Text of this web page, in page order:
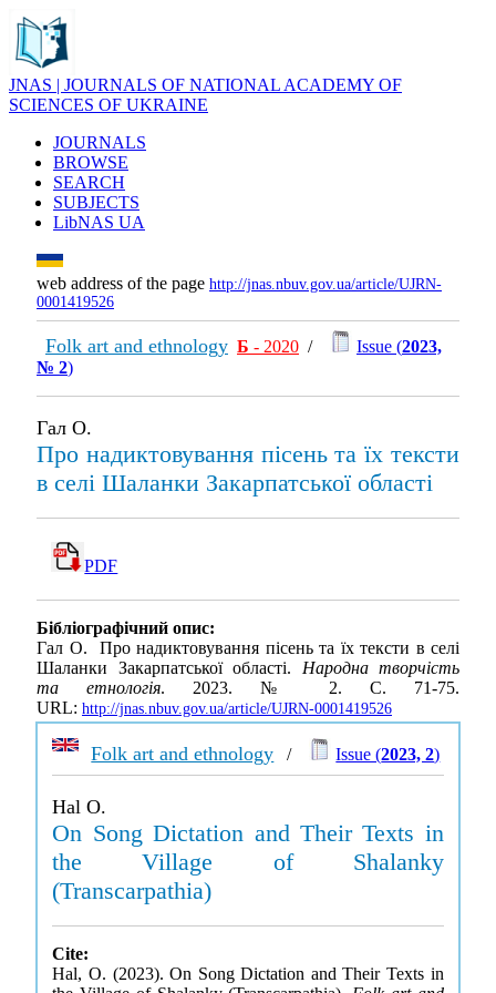
JNAS | JOURNALS OF NATIONAL ACADEMY OF
SCIENCES OF UKRAINE
JOURNALS
BROWSE
SEARCH
SUBJECTS
LibNAS UA
web address of the page http://jnas.nbuv.gov.ua/article/UJRN-
0001419526
Folk art and ethnology Б - 2020 / Issue (2023,
№ 2)
Гал О.
Про надиктовування пісень та їх тексти
в селі Шаланки Закарпатської області
PDF
Бібліографічний опис:
Гал О. Про надиктовування пісень та їх тексти в селі
Шаланки Закарпатської області. Народна творчість
та етнологія. 2023. № 2. С. 71-75.
URL: http://jnas.nbuv.gov.ua/article/UJRN-0001419526
Folk art and ethnology / Issue (2023, 2)
Hal O.
On Song Dictation and Their Texts in
the Village of Shalanky
(Transcarpathia)
Cite:
Hal, O. (2023). On Song Dictation and Their Texts in